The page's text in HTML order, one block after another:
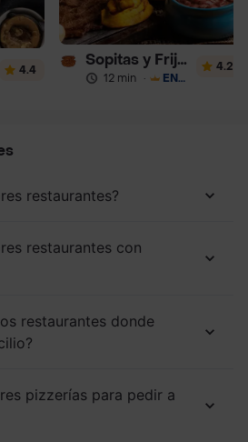
4.4
Sopitas y Frijoladas
12 min · ENVÍO GRATIS
4.2
restaurantes?
restaurantes con
restaurantes donde
pizzerías para pedir a